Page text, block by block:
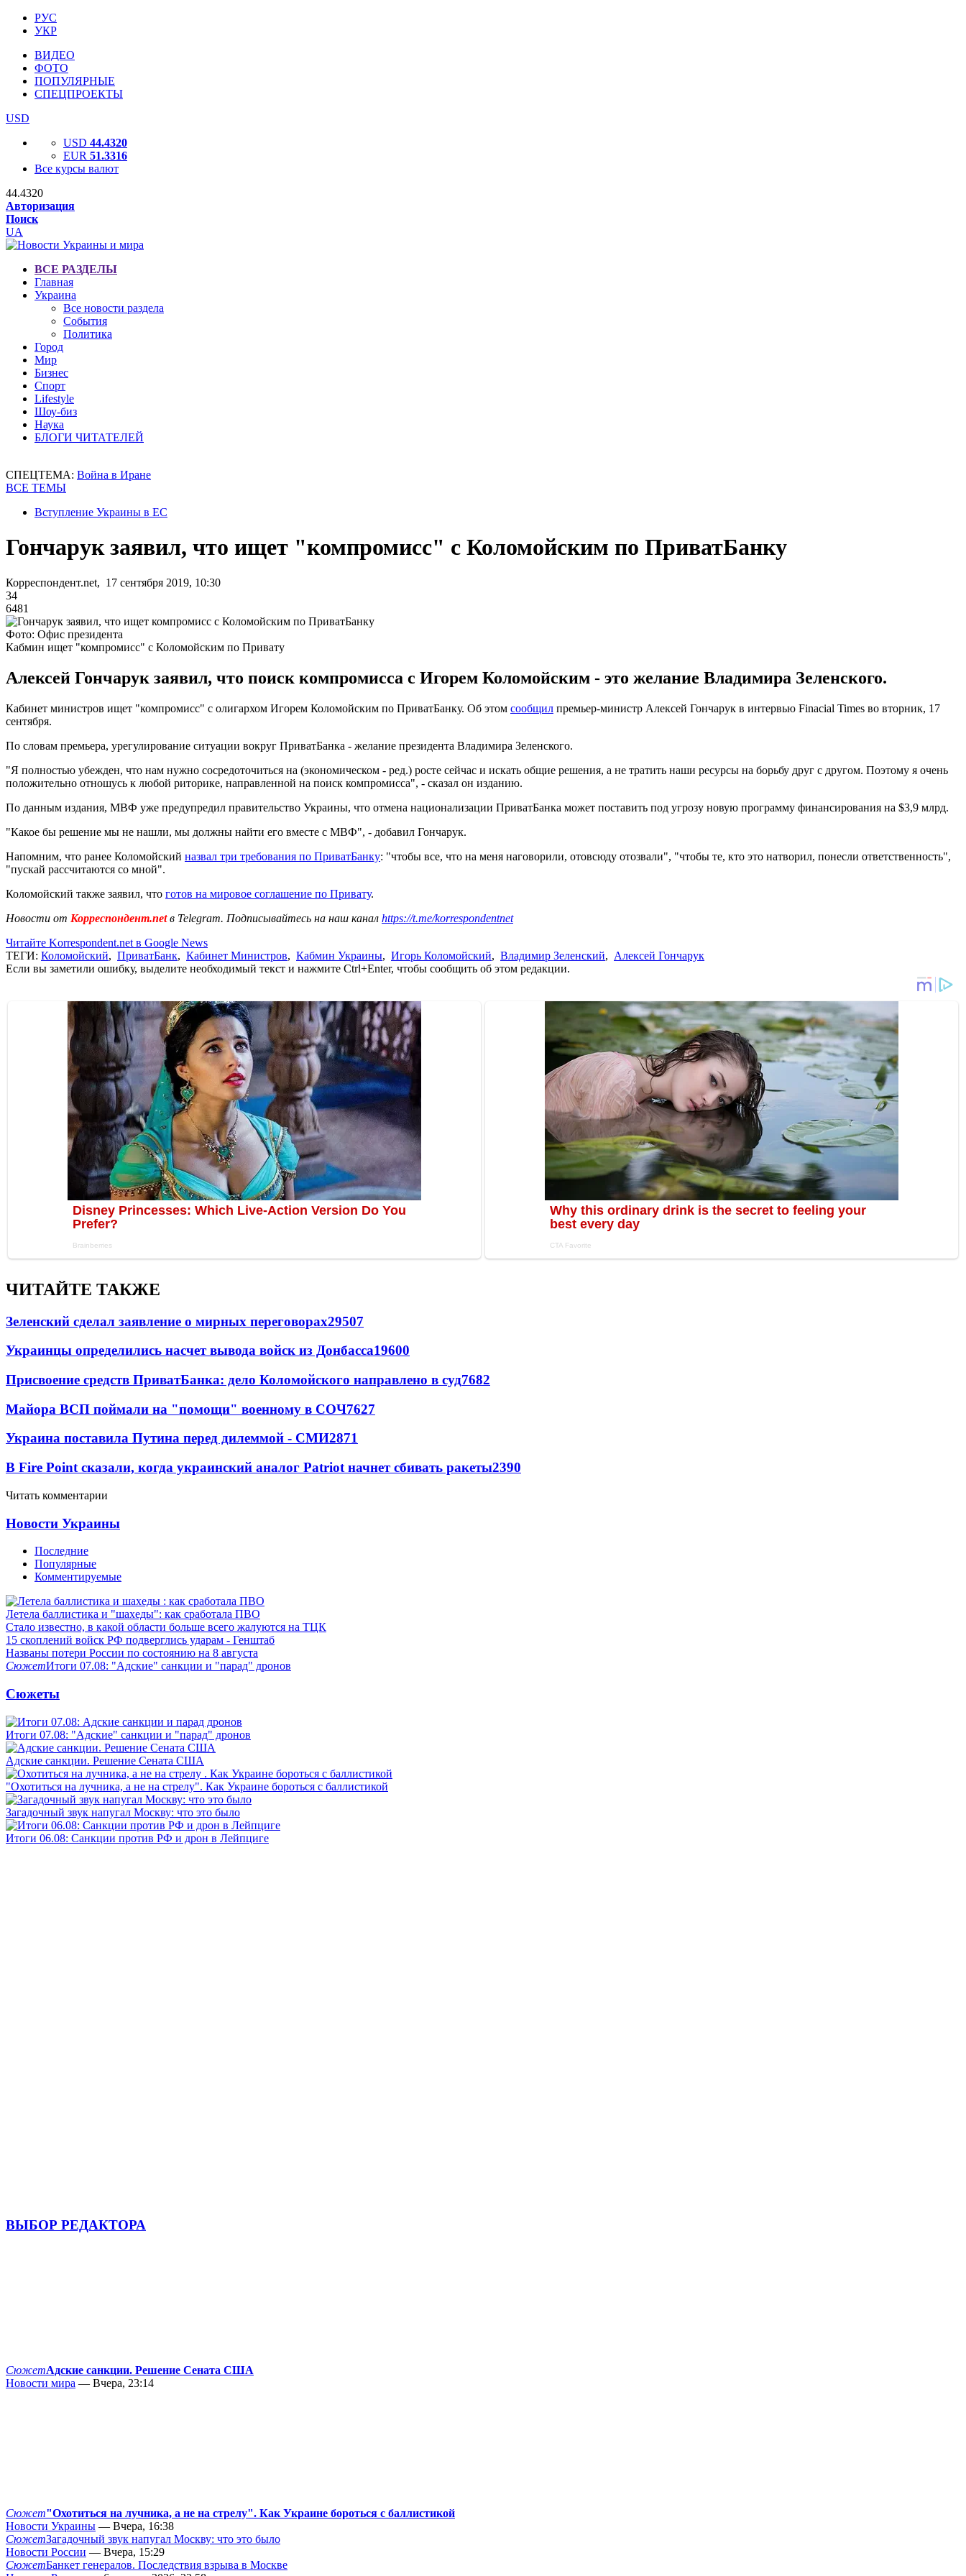
РУС
УКР
ВИДЕО
ФОТО
ПОПУЛЯРНЫЕ
СПЕЦПРОЕКТЫ
USD
USD 44.4320
EUR 51.3316
Все курсы валют
44.4320
Авторизация
Поиск
UA
ВСЕ РАЗДЕЛЫ
Главная
Украина
Все новости раздела
События
Политика
Город
Мир
Бизнес
Спорт
Lifestyle
Шоу-биз
Наука
БЛОГИ ЧИТАТЕЛЕЙ
СПЕЦТЕМА: Война в Иране
ВСЕ ТЕМЫ
Вступление Украины в ЕС
Гончарук заявил, что ищет "компромисс" с Коломойским по ПриватБанку
Корреспондент.net, 17 сентября 2019, 10:30
34
6481
Фото: Офис президента
Кабмин ищет "компромисс" с Коломойским по Привату
Алексей Гончарук заявил, что поиск компромисса с Игорем Коломойским - это желание Владимира Зеленского.
Кабинет министров ищет "компромисс" с олигархом Игорем Коломойским по ПриватБанку. Об этом сообщил премьер-министр Алексей Гончарук в интервью Finacial Times во вторник, 17
сентября.
По словам премьера, урегулирование ситуации вокруг ПриватБанка - желание президента Владимира Зеленского.
"Я полностью убежден, что нам нужно сосредоточиться на (экономическом - ред.) росте сейчас и искать общие решения, а не тратить наши ресурсы на борьбу друг с другом. Поэтому я очень
положительно отношусь к любой риторике, направленной на поиск компромисса", - сказал он изданию.
По данным издания, МВФ уже предупредил правительство Украины, что отмена национализации ПриватБанка может поставить под угрозу новую программу финансирования на $3,9 млрд.
"Какое бы решение мы не нашли, мы должны найти его вместе с МВФ", - добавил Гончарук.
Напомним, что ранее Коломойский назвал три требования по ПриватБанку: "чтобы все, что на меня наговорили, отовсюду отозвали", "чтобы те, кто это натворил, понесли ответственность",
"пускай рассчитаются со мной".
Коломойский также заявил, что готов на мировое соглашение по Привату.
Новости от Корреспондент.netв Telegram. Подписывайтесь на наш канал https://t.me/korrespondentnet
Читайте Korrespondent.net в Google News
ТЕГИ: Коломойский, ПриватБанк, Кабинет Министров, Кабмин Украины, Игорь Коломойский, Владимир Зеленский, Алексей Гончарук
Если вы заметили ошибку, выделите необходимый текст и нажмите Ctrl+Enter, чтобы сообщить об этом редакции.
ЧИТАЙТЕ ТАКЖЕ
Зеленский сделал заявление о мирных переговорах29507
Украинцы определились насчет вывода войск из Донбасса19600
Присвоение средств ПриватБанка: дело Коломойского направлено в суд7682
Майора ВСП поймали на "помощи" военному в СОЧ7627
Украина поставила Путина перед дилеммой - СМИ2871
В Fire Point сказали, когда украинский аналог Patriot начнет сбивать ракеты2390
Читать комментарии
Новости Украины
Последние
Популярные
Комментируемые
Летела баллистика и "шахеды": как сработала ПВО
Стало известно, в какой области больше всего жалуются на ТЦК
15 скоплений войск РФ подверглись ударам - Генштаб
Названы потери России по состоянию на 8 августа
СюжетИтоги 07.08: "Адские" санкции и "парад" дронов
Сюжеты
Итоги 07.08: "Адские" санкции и "парад" дронов
Адские санкции. Решение Сената США
"Охотиться на лучника, а не на стрелу". Как Украине бороться с баллистикой
Загадочный звук напугал Москву: что это было
Итоги 06.08: Санкции против РФ и дрон в Лейпциге
ВЫБОР РЕДАКТОРА
СюжетАдские санкции. Решение Сената США
Новости мира — Вчера, 23:14
Сюжет"Охотиться на лучника, а не на стрелу". Как Украине бороться с баллистикой
Новости Украины — Вчера, 16:38
СюжетЗагадочный звук напугал Москву: что это было
Новости России — Вчера, 15:29
СюжетБанкет генералов. Последствия взрыва в Москве